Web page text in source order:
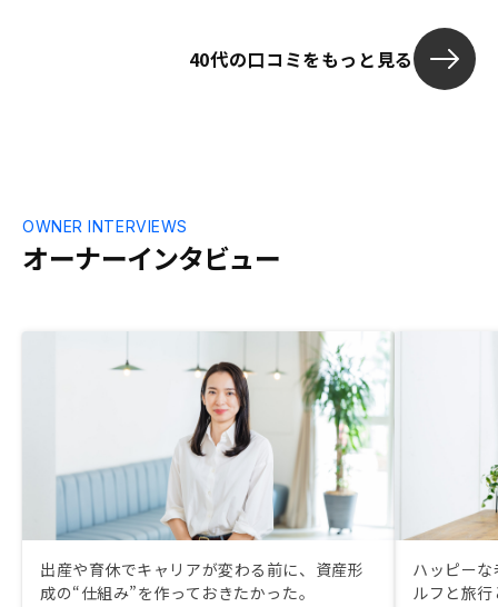
煩雑さで、自分がなにに、サインしてるか
40代の口コミをもっと見る
オーナーインタビュー
OWNER INTERVIEWS
出産や育休でキャリアが変わる前に、資産形
成の“仕組み”を作っておきたかった。
ハッピー
ルフと旅